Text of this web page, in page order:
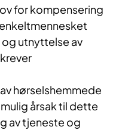
for kompensering
utnyttelse av
hørselshemmede
årsak til dette
av tjeneste og